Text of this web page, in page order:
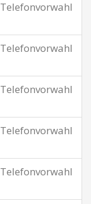
Telefonvorwahl
Telefonvorwahl
Telefonvorwahl
Telefonvorwahl
Telefonvorwahl